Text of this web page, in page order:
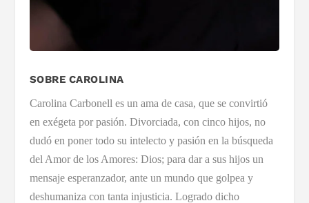
SOBRE CAROLINA
Carolina Carbonell es un ama de casa, que se convirtió
en exégeta por pasión. Divorciada, con cinco hijos, no
dudó en poner todo su intelecto y pasión en la búsqueda
del Amor de los Amores: Dios; para dar a sus hijos un
mensaje esperanzador, ante un mundo que golpea y
deshumaniza con tanta injusticia. Logrado dicho